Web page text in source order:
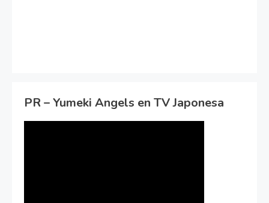
PR – Yumeki Angels en TV Japonesa